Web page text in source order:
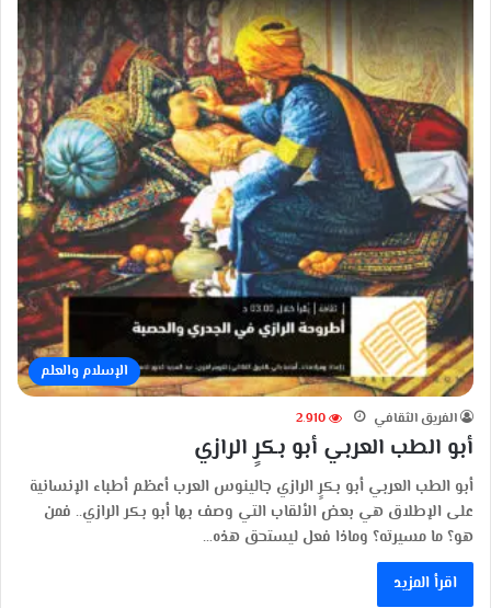
الإسلام والعلم
الفريق الثقافي 2٬910
أبو الطب العربي أبو بكرٍ الرازي
أبو الطب العربي أبو بكرٍ الرازي جالينوس العرب أعظم أطباء الإنسانية
على الإطلاق هي بعض الألقاب التي وصف بها أبو بكر الرازي.. فمن
هو؟ ما مسيرته؟ وماذا فعل ليستحق هذه…
اقرأ المزيد